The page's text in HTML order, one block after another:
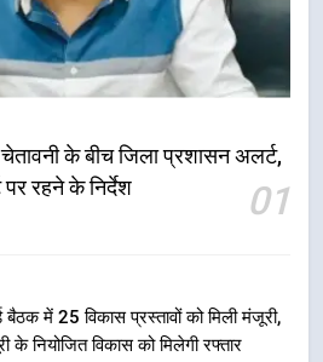
चेतावनी के बीच जिला प्रशासन अलर्ट,
पर रहने के निर्देश
01
बैठक में 25 विकास प्रस्तावों को मिली मंजूरी,
के नियोजित विकास को मिलेगी रफ्तार
धामी की सुरक्षा प्राथमिकता:
ड्रोन और स्वास्थ्य सेवाओं के
मार्ग